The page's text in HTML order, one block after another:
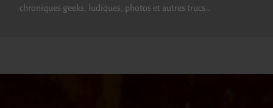
chroniques geeks, ludiques, photos et autres trucs…